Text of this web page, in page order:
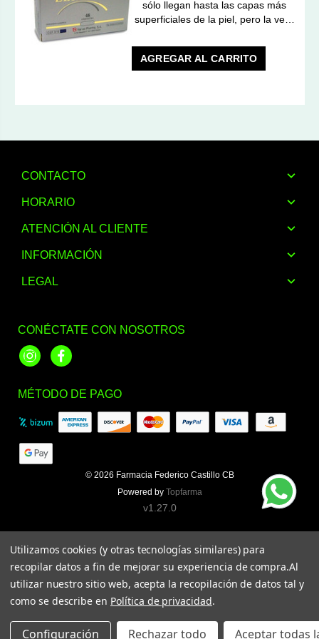
sólo llegan hasta las capas más
superficiales de la piel, pero la ve…
AGREGAR AL CARRITO
CONTACTO
HORARIO
ATENCIÓN AL CLIENTE
INFORMACIÓN
LEGAL
CONÉCTATE CON NOSOTROS
InstagramFacebook
MÉTODO DE PAGO
© 2026 Farmacia Federico Castillo CB
Powered by Topfarma
v1.27.0
Utilizamos cookies (y otras tecnologías similares) para
recopilar datos a fin de mejorar su experiencia de compra.Al
utilizar nuestro sitio web, acepta la recopilación de datos tal y
como se describe en Política de privacidad.
Configuración Rechazar todo Aceptar todas